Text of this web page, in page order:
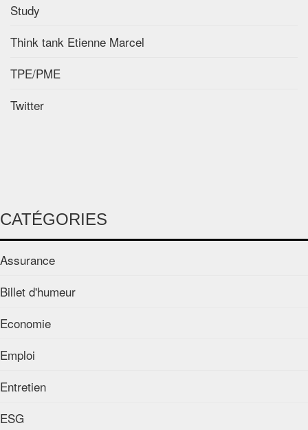
Study
Think tank Etienne Marcel
TPE/PME
Twitter
CATÉGORIES
Assurance
Billet d'humeur
Economie
Emploi
Entretien
ESG